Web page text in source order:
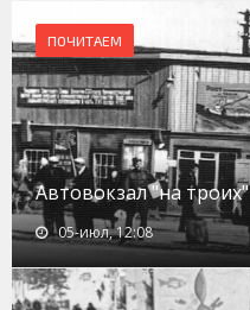
ПОЧИТАЕМ
Автовокзал "на троих"
05-июл, 12:08